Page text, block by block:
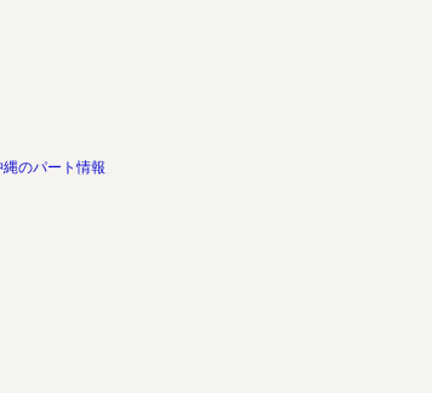
縄のパート情報